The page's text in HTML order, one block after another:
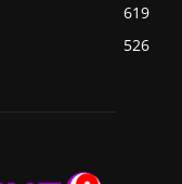
619
526